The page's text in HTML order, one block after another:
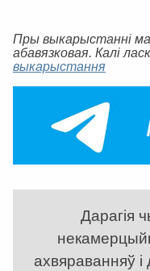
Пры выкарыстанні
абавязковая. Калі
выкарыстання
Дарагія
ахвяраванняў